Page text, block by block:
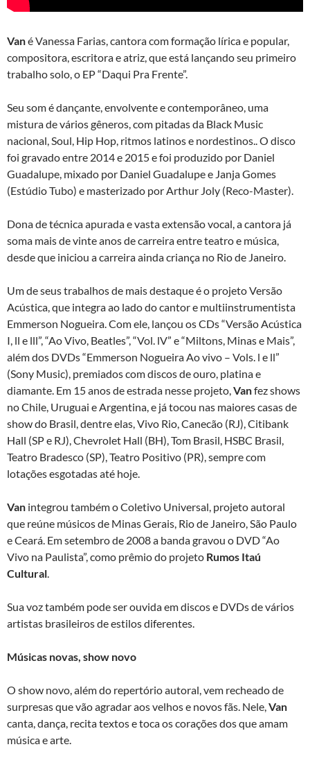
Vané Vanessa Farias, cantora com formação lírica e popular,
compositora, escritora e atriz, que está lançando seu primeiro
trabalho solo, o EP “Daqui Pra Frente”.
Seu som é dançante, envolvente e contemporâneo, uma
mistura de vários gêneros, com pitadas da Black Music
nacional, Soul, Hip Hop, ritmos latinos e nordestinos.. O disco
foi gravado entre 2014 e 2015 e foi produzido por Daniel
Guadalupe, mixado por Daniel Guadalupe e Janja Gomes
(Estúdio Tubo) e masterizado por Arthur Joly (Reco-Master).
Dona de técnica apurada e vasta extensão vocal, a cantora já
soma mais de vinte anos de carreira entre teatro e música,
desde que iniciou a carreira ainda criança no Rio de Janeiro.
Um de seus trabalhos de mais destaque é o projeto Versão
Acústica, que integra ao lado do cantor e multiinstrumentista
Emmerson Nogueira. Com ele, lançou os CDs “Versão Acústica
I, ll e lll”, “Ao Vivo, Beatles”, “Vol. lV” e “Miltons, Minas e Mais”,
além dos DVDs “Emmerson Nogueira Ao vivo – Vols. l e ll”
(Sony Music), premiados com discos de ouro, platina e
diamante. Em 15 anos de estrada nesse projeto,Vanfez shows
no Chile, Uruguai e Argentina, e já tocou nas maiores casas de
show do Brasil, dentre elas, Vivo Rio, Canecão (RJ), Citibank
Hall (SP e RJ), Chevrolet Hall (BH), Tom Brasil, HSBC Brasil,
Teatro Bradesco (SP), Teatro Positivo (PR), sempre com
lotações esgotadas até hoje.
Van integrou também o Coletivo Universal, projeto autoral
que reúne músicos de Minas Gerais, Rio de Janeiro, São Paulo
e Ceará. Em setembro de 2008 a banda gravou o DVD “Ao
Vivo na Paulista”, como prêmio do projeto Rumos Itaú
Cultural.
Sua voz também pode ser ouvida em discos e DVDs de vários
artistas brasileiros de estilos diferentes.
Músicas novas, show novo
O show novo, além do repertório autoral, vem recheado de
surpresas que vão agradar aos velhos e novos fãs. Nele,Van
canta, dança, recita textos e toca os corações dos que amam
música e arte.